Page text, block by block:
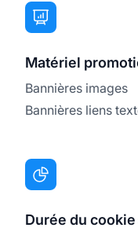
Matériel
Bannières images
Bannières liens
Durée du